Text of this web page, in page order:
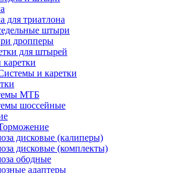
для триатлона
штыри
дропперы
для штырей
и каретки
МТБ
шоссейные
дисковые (калиперы)
дисковые (комплекты)
ободные
адаптеры